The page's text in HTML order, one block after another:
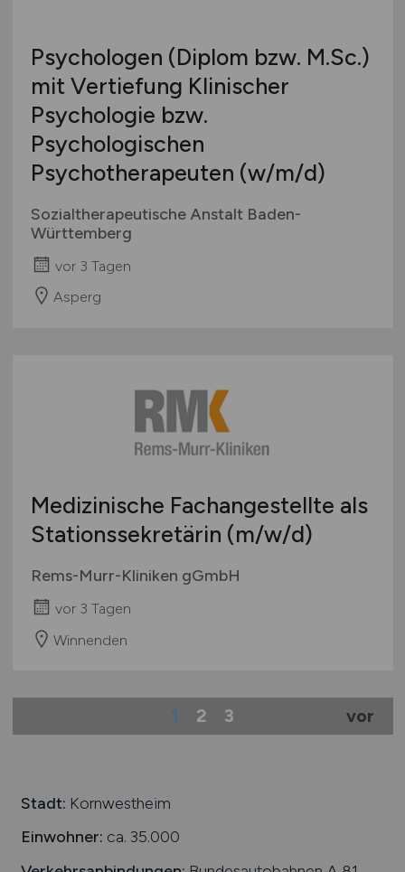
Psychologen (Diplom bzw. M.Sc.)
mit Vertiefung Klinischer
Psychologie bzw.
Psychologischen
Psychotherapeuten (w/m/d)
Sozialtherapeutische Anstalt Baden-
Württemberg
vor 3 Tagen
Asperg
Medizinische Fachangestellte als
Stationssekretärin (m/w/d)
Rems-Murr-Kliniken gGmbH
vor 3 Tagen
Winnenden
1 2 3 vor
Stadt: Kornwestheim
Einwohner: ca. 35.000